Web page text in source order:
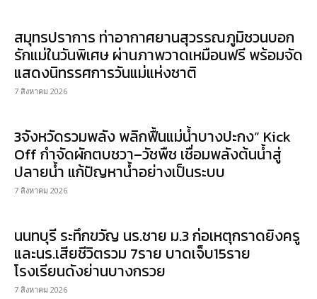
สมุทรปราการ ท่าอากาศยานสุวรรณภูมิชวนบอก
รักแม่ในวันพิเศษ ผ่านภาพวาดเหมือนฟรี พร้อมจัด
แสดงนิทรรศการวันแม่แห่งชาติ
7 สิงหาคม 2026
3จังหวัดรวมพลัง พลิกฟื้นแม่น้ำบางปะกง” Kick
Off กำจัดผักตบชวา–วัชพืช เชื่อมพลังต้นน้ำสู่
ปลายน้ำ แก้ปัญหาน้ำอย่างเป็นระบบ
7 สิงหาคม 2026
นนทบุรี ระทึกขวัญ นร.ชาย ม.3 ก่อเหตุกราดยิงครู
และนร.เสียชีวิตรวม 7ราย บาดเจ็บ15ราย
โรงเรียนดังย่านบางกรวย
7 สิงหาคม 2026